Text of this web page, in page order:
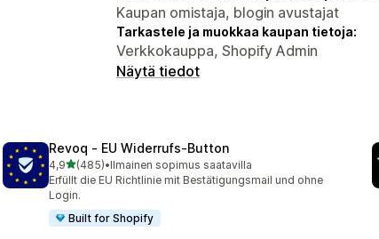
Kaupan omistaja, blogin avustajat
Tarkastele ja muokkaa kaupan tietoja:
Verkkokauppa, Shopify Admin
Näytä tiedot
Revoq ‑ EU Widerrufs‑Button
4,9/ 5 tähteä
(485)
485 arvostelua yhteensä
•Ilmainen sopimus saatavilla
Erfüllt die EU Richtlinie mit Bestätigungsmail und ohne
Login.
Built for Shopify